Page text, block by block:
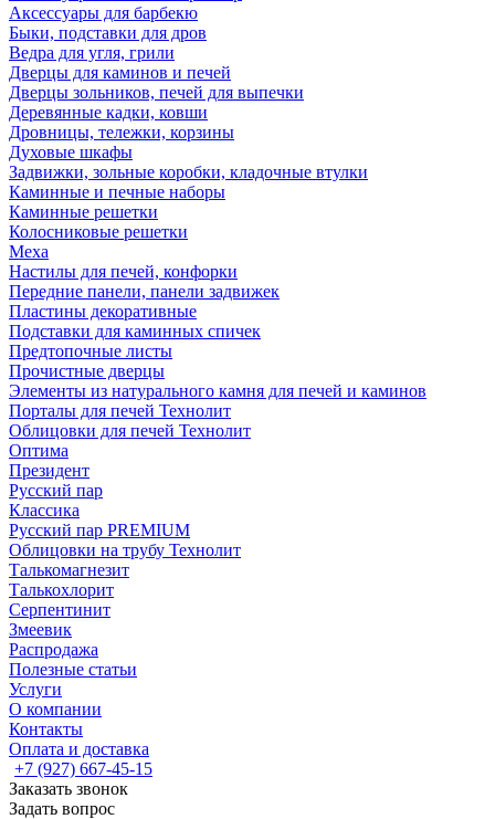
Аксессуары для барбекю
Быки, подставки для дров
Ведра для угля, грили
Дверцы для каминов и печей
Дверцы зольников, печей для выпечки
Деревянные кадки, ковши
Дровницы, тележки, корзины
Духовые шкафы
Задвижки, зольные коробки, кладочные втулки
Каминные и печные наборы
Каминные решетки
Колосниковые решетки
Меха
Настилы для печей, конфорки
Передние панели, панели задвижек
Пластины декоративные
Подставки для каминных спичек
Предтопочные листы
Прочистные дверцы
Элементы из натурального камня для печей и каминов
Порталы для печей Технолит
Облицовки для печей Технолит
Оптима
Президент
Русский пар
Классика
Русский пар PREMIUM
Облицовки на трубу Технолит
Талькомагнезит
Талькохлорит
Серпентинит
Змеевик
Распродажа
Полезные статьи
Услуги
О компании
Контакты
Оплата и доставка
+7 (927) 667-45-15
Заказать звонок
Задать вопрос